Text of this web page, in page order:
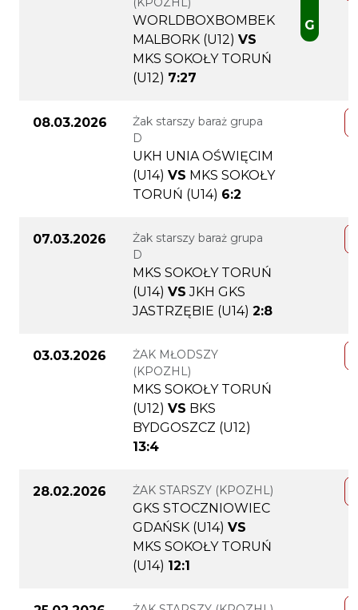
WORLDBOXBOMBEK
MALBORK (U12) VS
MKS SOKOŁY TORUŃ
(U12) 7:27
G
08.03.2026
Żak starszy baraż grupa
D
UKH UNIA OŚWIĘCIM
(U14) VS MKS SOKOŁY
TORUŃ (U14) 6:2
07.03.2026
Żak starszy baraż grupa
D
MKS SOKOŁY TORUŃ
(U14) VS JKH GKS
JASTRZĘBIE (U14) 2:8
03.03.2026
ŻAK MŁODSZY
(KPOZHL)
MKS SOKOŁY TORUŃ
(U12) VS BKS
BYDGOSZCZ (U12)
13:4
28.02.2026 ŻAK STARSZY (KPOZHL)
GKS STOCZNIOWIEC
GDAŃSK (U14) VS
MKS SOKOŁY TORUŃ
(U14) 12:1